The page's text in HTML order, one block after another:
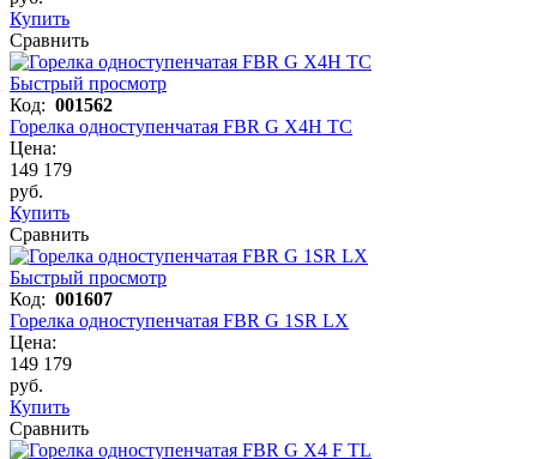
Купить
Сравнить
Быстрый просмотр
Код: 001562
Горелка одноступенчатая FBR G X4H TC
Цена:
149 179
руб.
Купить
Сравнить
Быстрый просмотр
Код: 001607
Горелка одноступенчатая FBR G 1SR LX
Цена:
149 179
руб.
Купить
Сравнить